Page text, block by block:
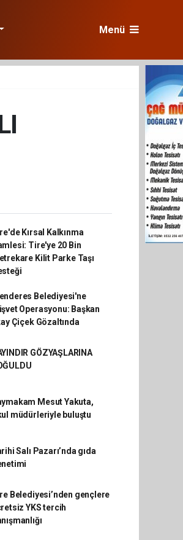
Menü
Kırsal Kalkınma
Tire'ye 20 Bin
Kilit Parke Taşı
Belediyesi'ne
Operasyonu: Başkan
Çiçek Gözaltında
GÖZYAŞLARINA
Mesut Yakuta,
müdürleriyle buluştu
Salı Pazarı’nda gıda
Belediyesi’nden gençlere
YKS tercih